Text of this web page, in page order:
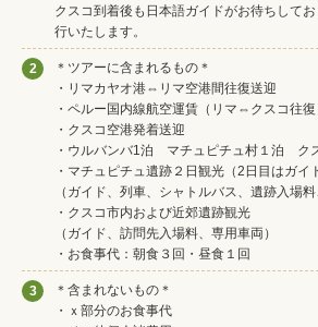
クスコ到着後も日本語ガイドがお待ちして
行いたします。
2
＊ツアーに含まれるもの＊
・リマカヤオ港⇔リマ空港間往復送迎
・ペルー国内線航空運賃（リマ⇔クスコ往復
・クスコ空港発着送迎
・ウルバンバ1泊 マチュピチュ村１泊 ク
・マチュピチュ遺跡２日観光（2日目はガイ
（ガイド、列車、シャトルバス、遺跡入場料
・クスコ市内および近郊遺跡観光
（ガイド、訪問先入場料、専用車両）
・お食事代：朝食３回・昼食１回
3
＊含まれないもの＊
・ｘ部分のお食事代